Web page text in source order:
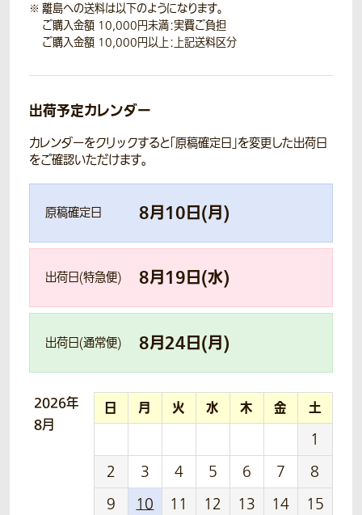
離島への送料は以下のようになります。
ご購入金額 10,000円未満：実費ご負担
ご購入金額 10,000円以上：上記送料区分
出荷予定カレンダー
カレンダーをクリックすると「原稿確定日」を変更した出荷日
をご確認いただけます。
原稿確定日 8月10日(月)
出荷日(特急便) 8月19日(水)
出荷日(通常便) 8月24日(月)
2026年
8月
日 月 火 水 木 金 土
1
2
3 4 5 6 7
8
9
10 11 12 13 14
15